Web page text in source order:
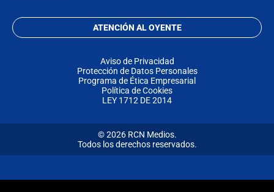
ATENCIÓN AL OYENTE
Aviso de Privacidad
Protección de Datos Personales
Programa de Ética Empresarial
Política de Cookies
LEY 1712 DE 2014
© 2026 RCN Medios.
Todos los derechos reservados.